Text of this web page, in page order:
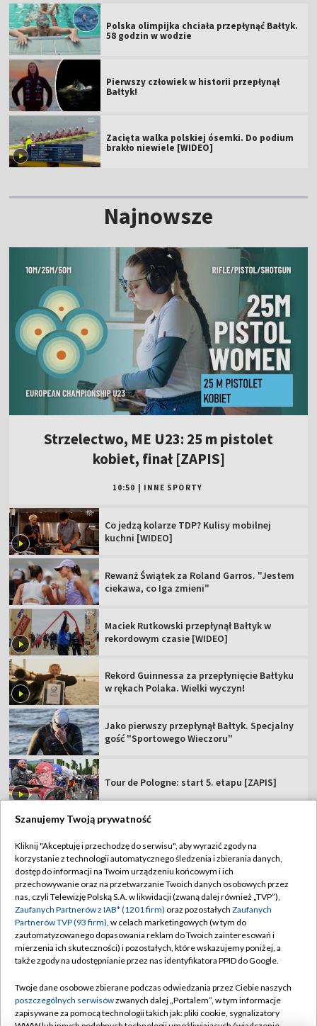
Polska olimpijka chciała przepłynąć Bałtyk.
58 godzin w wodzie
Pierwszy człowiek w historii przepłynął
Bałtyk!
Zacięta walka polskiej ósemki. Do podium
brakło niewiele [WIDEO]
Najnowsze
Strzelectwo, ME U23: 25 m pistolet
kobiet, finał [ZAPIS]
10:50 INNE SPORTY
Co jedzą kolarze TDP? Kulisy mobilnej
kuchni [WIDEO]
Rewanż Świątek za Roland Garros. "Jestem
ciekawa, co Iga zmieni"
Maciek Rutkowski przepłynął Bałtyk w
rekordowym czasie [WIDEO]
Rekord Guinnessa za przepłynięcie Bałtyku
w rękach Polaka. Wielki wyczyn!
Jako pierwszy przepłynął Bałtyk. Specjalny
gość "Sportowego Wieczoru"
Tour de Pologne: start 5. etapu [ZAPIS]
TVP
Abonament TVP
Sklep TVP
Biuro Reklamy
Oferta Handlowa
Emisja w TVP
Rada Programowa
Regulamin TVP
Polityka prywatności
Moje zgody
Biuro reklamy
Kanały
Szanujemy Twoją prywatność
Kliknij "Akceptuję i przechodzę do serwisu", aby wyrazić zgody na
korzystanie z technologii automatycznego śledzenia i zbierania danych,
dostęp do informacji na Twoim urządzeniu końcowym i ich
przechowywanie oraz na przetwarzanie Twoich danych osobowych przez
nas, czyli Telewizję Polską S.A. w likwidacji (zwaną dalej również „TVP”),
Zaufanych Partnerów z IAB* (1201 firm) oraz pozostałych Zaufanych
Partnerów TVP (93 firm), w celach marketingowych (w tym do
zautomatyzowanego dopasowania reklam do Twoich zainteresowań i
mierzenia ich skuteczności) i pozostałych, które wskazujemy poniżej, a
także zgody na udostępnianie przez nas identyfikatora PPID do Google.
Twoje dane osobowe zbierane podczas odwiedzania przez Ciebie naszych
poszczególnych serwisówzwanych dalej „Portalem”, w tym informacje
zapisywane za pomocą technologii takich jak: pliki cookie, sygnalizatory